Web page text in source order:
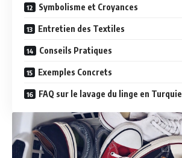
Symbolisme et Croyances
Entretien des Textiles
Conseils Pratiques
Exemples Concrets
FAQ sur le lavage du linge en Turquie